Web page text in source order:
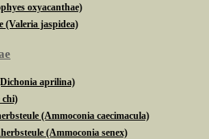
oxyacanthae)
(Valeria jaspidea)
aprilina)
chi)
(Ammoconia caecimacula)
(Ammoconia senex)